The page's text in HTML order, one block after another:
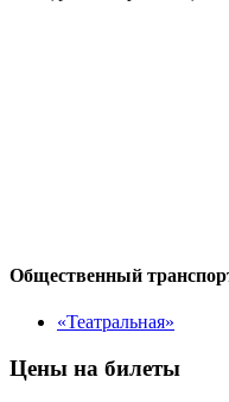
Общественный
«Театральная»
Цены на билеты